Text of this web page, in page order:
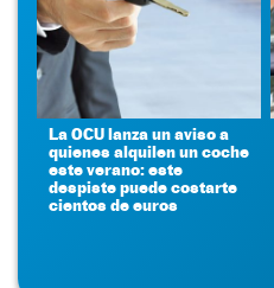
La OCU lanza un aviso a
quienes alquilen un coche
este verano: este
despiste puede costarte
cientos de euros